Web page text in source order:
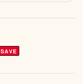
SAVE